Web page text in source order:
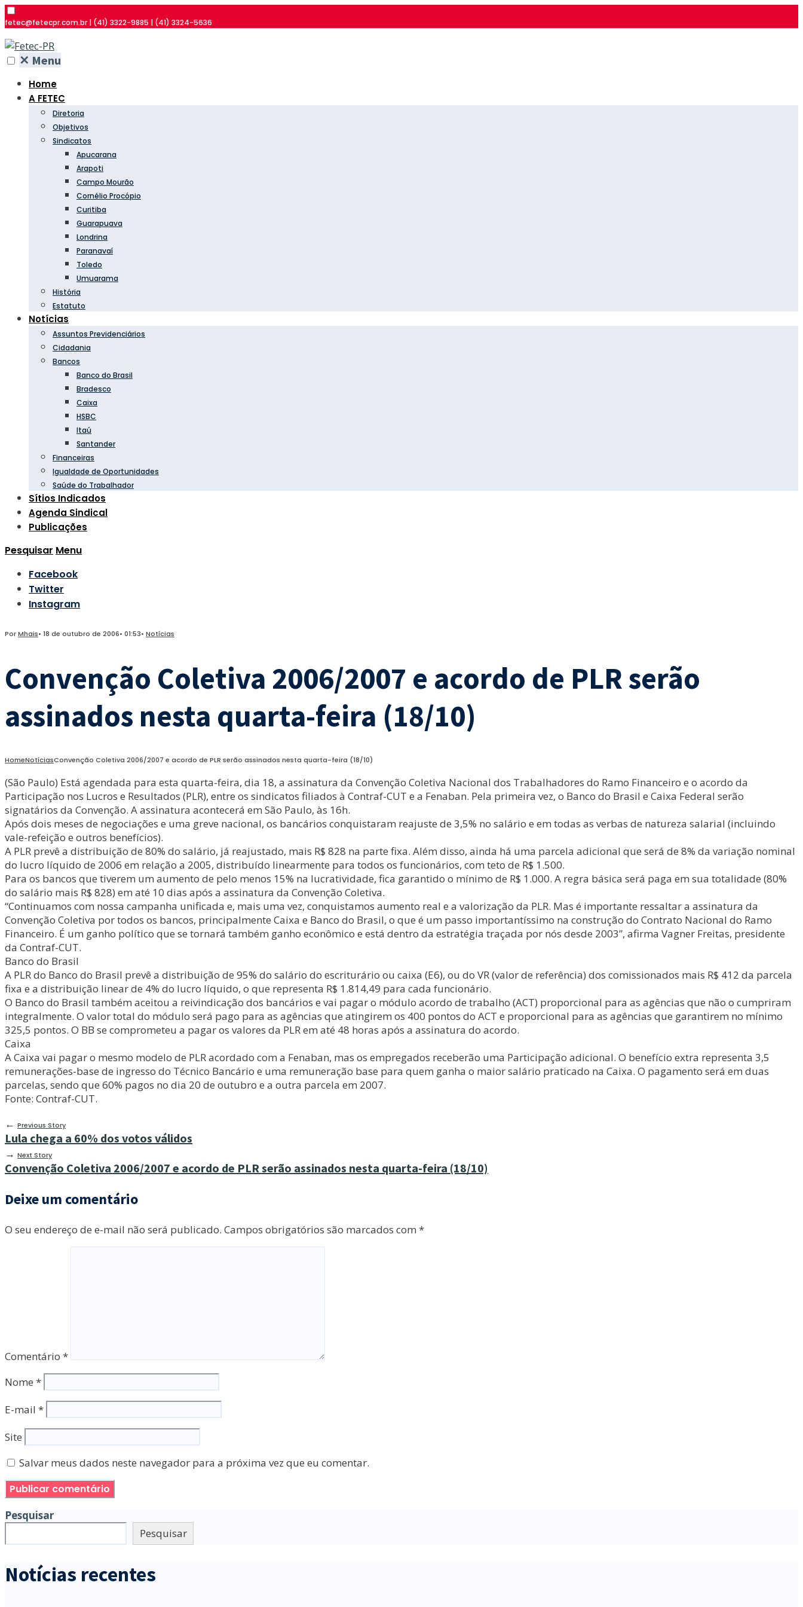
fetec@fetecpr.com.br | (41) 3322-9885 | (41) 3324-5636
✕ Menu
Home
A FETEC
Diretoria
Objetivos
Sindicatos
Apucarana
Arapoti
Campo Mourão
Cornélio Procópio
Curitiba
Guarapuava
Londrina
Paranavaí
Toledo
Umuarama
História
Estatuto
Notícias
Assuntos Previdenciários
Cidadania
Bancos
Banco do Brasil
Bradesco
Caixa
HSBC
Itaú
Santander
Financeiras
Igualdade de Oportunidades
Saúde do Trabalhador
Sítios Indicados
Agenda Sindical
Publicações
Pesquisar Menu
Facebook
Twitter
Instagram
PorMhais• 18 de outubro de 2006• 01:53• Notícias
Convenção Coletiva 2006/2007 e acordo de PLR serão
assinados nesta quarta-feira (18/10)
HomeNotíciasConvenção Coletiva 2006/2007 e acordo de PLR serão assinados nesta quarta-feira (18/10)
(São Paulo) Está agendada para esta quarta-feira, dia 18, a assinatura da Convenção Coletiva Nacional dos Trabalhadores do Ramo Financeiro e o acordo da
Participação nos Lucros e Resultados (PLR), entre os sindicatos filiados à Contraf-CUT e a Fenaban. Pela primeira vez, o Banco do Brasil e Caixa Federal serão
signatários da Convenção. A assinatura acontecerá em São Paulo, às 16h.
Após dois meses de negociações e uma greve nacional, os bancários conquistaram reajuste de 3,5% no salário e em todas as verbas de natureza salarial (incluindo
vale-refeição e outros benefícios).
A PLR prevê a distribuição de 80% do salário, já reajustado, mais R$ 828 na parte fixa. Além disso, ainda há uma parcela adicional que será de 8% da variação nominal
do lucro líquido de 2006 em relação a 2005, distribuído linearmente para todos os funcionários, com teto de R$ 1.500.
Para os bancos que tiverem um aumento de pelo menos 15% na lucratividade, fica garantido o mínimo de R$ 1.000. A regra básica será paga em sua totalidade (80%
do salário mais R$ 828) em até 10 dias após a assinatura da Convenção Coletiva.
“Continuamos com nossa campanha unificada e, mais uma vez, conquistamos aumento real e a valorização da PLR. Mas é importante ressaltar a assinatura da
Convenção Coletiva por todos os bancos, principalmente Caixa e Banco do Brasil, o que é um passo importantíssimo na construção do Contrato Nacional do Ramo
Financeiro. É um ganho político que se tornará também ganho econômico e está dentro da estratégia traçada por nós desde 2003”, afirma Vagner Freitas, presidente
da Contraf-CUT.
Banco do Brasil
A PLR do Banco do Brasil prevê a distribuição de 95% do salário do escriturário ou caixa (E6), ou do VR (valor de referência) dos comissionados mais R$ 412 da parcela
fixa e a distribuição linear de 4% do lucro líquido, o que representa R$ 1.814,49 para cada funcionário.
O Banco do Brasil também aceitou a reivindicação dos bancários e vai pagar o módulo acordo de trabalho (ACT) proporcional para as agências que não o cumpriram
integralmente. O valor total do módulo será pago para as agências que atingirem os 400 pontos do ACT e proporcional para as agências que garantirem no mínimo
325,5 pontos. O BB se comprometeu a pagar os valores da PLR em até 48 horas após a assinatura do acordo.
Caixa
A Caixa vai pagar o mesmo modelo de PLR acordado com a Fenaban, mas os empregados receberão uma Participação adicional. O benefício extra representa 3,5
remunerações-base de ingresso do Técnico Bancário e uma remuneração base para quem ganha o maior salário praticado na Caixa. O pagamento será em duas
parcelas, sendo que 60% pagos no dia 20 de outubro e a outra parcela em 2007.
Fonte: Contraf-CUT.
← Previous Story
Lula chega a 60% dos votos válidos
→ Next Story
Convenção Coletiva 2006/2007 e acordo de PLR serão assinados nesta quarta-feira (18/10)
Deixe um comentário
O seu endereço de e-mail não será publicado. Campos obrigatórios são marcados com *
Comentário *
Nome *
E-mail *
Site
Salvar meus dados neste navegador para a próxima vez que eu comentar.
Pesquisar
Pesquisar
Notícias recentes